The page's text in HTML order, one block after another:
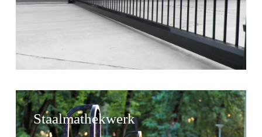
Staalmathekwerk